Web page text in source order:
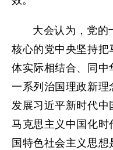
大会认为，党的
核心的党中央坚持
体实际相结合、同中
一系列治国理政新理
发展习近平新时代中
马克思主义中国化时
国特色社会主义思